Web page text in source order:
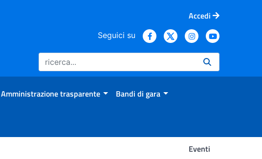
Accedi
Seguici su
Amministrazione trasparente Bandi di gara
Eventi